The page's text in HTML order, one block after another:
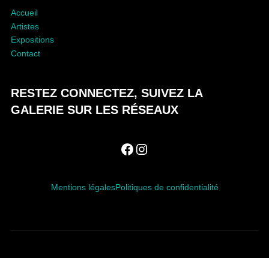
Accueil
Artistes
Expositions
Contact
RESTEZ CONNECTEZ, SUIVEZ LA
GALERIE SUR LES RÉSEAUX
Facebook
Instagram
Mentions légalesPolitiques de confidentialité